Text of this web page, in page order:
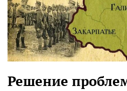
Решение